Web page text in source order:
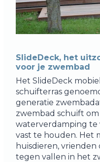
SlideDeck, het
voor je zwembad
Het SlideDeck
schuifterras
generatie
zwembad schuift
waterverdamping te
vast te houden. Het
huisdieren,
tegen vallen in het